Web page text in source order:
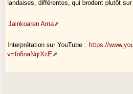
landaises, différentes, qui brodent plutôt
Jainkoaren Ama
Interprétation sur YouTube : https://
v=fo6naNqtXcE